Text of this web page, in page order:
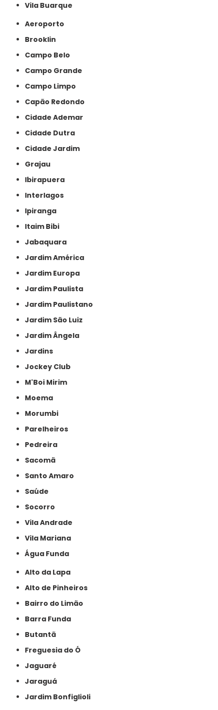
Vila Buarque
Aeroporto
Brooklin
Campo Belo
Campo Grande
Campo Limpo
Capão Redondo
Cidade Ademar
Cidade Dutra
Cidade Jardim
Grajau
Ibirapuera
Interlagos
Ipiranga
Itaim Bibi
Jabaquara
Jardim América
Jardim Europa
Jardim Paulista
Jardim Paulistano
Jardim São Luiz
Jardim Ângela
Jardins
Jockey Club
M'Boi Mirim
Moema
Morumbi
Parelheiros
Pedreira
Sacomã
Santo Amaro
Saúde
Socorro
Vila Andrade
Vila Mariana
Água Funda
Alto da Lapa
Alto de Pinheiros
Bairro do Limão
Barra Funda
Butantã
Freguesia do Ó
Jaguaré
Jaraguá
Jardim Bonfiglioli